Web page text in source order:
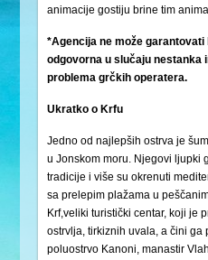
animacije gostiju brine tim
*Agencija ne može
odgovorna u slučaju nestanka
problema grčkih operatera.
Ukratko o Krfu
Jedno od najlepših ostrva je
u Jonskom moru. Njegovi ljupki
tradicije i više su okrenuti
sa prelepim plažama u
Krf,veliki turistički centar, koji je
ostrvlja, tirkiznih uvala, a čini ga
poluostrvo Kanoni, manastir